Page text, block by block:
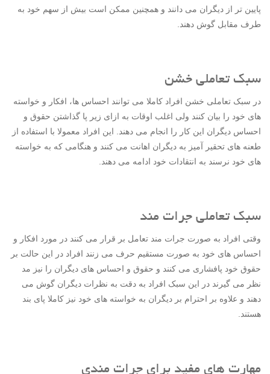
پایین تر از دیگران می دانند و همچنین ممکن است بیش از سهم خود به
طرف مقابل گوش دهند.
سبک تعاملی خشن
در سبک تعاملی خشن افراد کاملا می توانند احساس ها، افکار و خواسته
های خود را بیان کنند ولی اغلب اوقات به ازای زیر پا گذاشتن حقوق و
احساس دیگران این کار را انجام می دهند. این افراد معمولا با استفاده از
طعنه های تحقیر آمیز به دیگران اهانت می کنند و هنگامی که به خواسته
های خود نرسند به انتقادات خود ادامه می دهند.
سبک تعاملی جرات مند
وقتی افراد به صورت جرات مند تعامل بر قرار می کنند در مورد افکار و
احساس های خود به صورت مستقیم حرف می زنند افراد در این حالت بر
حقوق خود پافشاری می کنند و حقوق و احساس های دیگران را نیز مد
نظر می گیرند در این سبک افراد به دقت به نظرات دیگران گوش می
دهند و علاوه بر احترام بر دیگران به خواسته های خود نیز کاملا پای بند
هستند.
مهارت های مفید برای جرات مندی